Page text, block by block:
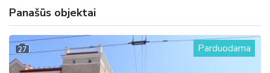
Panašūs objektai
27 Parduodama